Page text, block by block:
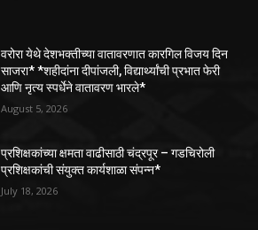
वरोरा येथे देशभक्तीच्या वातावरणात कारगिल विजय दिन
साजरा* *शहीदांना दीपांजली, विद्यार्थ्यांची प्रभात फेरी
आणि नृत्य स्पर्धेने वातावरण भारले*
August 5, 2026
प्रशिक्षकांच्या क्षमता वाढीसाठी चंद्रपूर – गडचिरोली
प्रशिक्षकांची संयुक्त कार्यशाळा संपन्न*
July 18, 2026